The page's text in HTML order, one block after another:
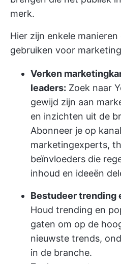
merk.
Hier zijn enkele manieren
gebruiken voor
Verken
leaders: Zoek naar
gewijd zijn aan
en inzichten uit de
Abonneer je op
marketingexperts,
beïnvloeders die
inhoud en ideeën
Bestudeer trending
Houd trending en
gaten om op de
nieuwste trends,
in de branche.